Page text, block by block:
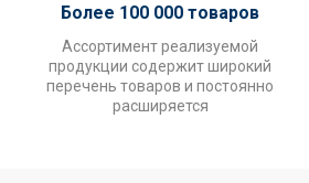
Более 100 000 товаров
Ассортимент реализуемой
продукции содержит широкий
перечень товаров и постоянно
расширяется